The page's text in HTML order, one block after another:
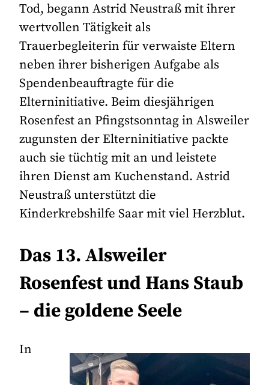
Tod, begann Astrid Neustraß mit ihrer
wertvollen Tätigkeit als
Trauerbegleiterin für verwaiste Eltern
neben ihrer bisherigen Aufgabe als
Spendenbeauftragte für die
Elterninitiative. Beim diesjährigen
Rosenfest an Pfingstsonntag in Alsweiler
zugunsten der Elterninitiative packte
auch sie tüchtig mit an und leistete
ihren Dienst am Kuchenstand. Astrid
Neustraß unterstützt die
Kinderkrebshilfe Saar mit viel Herzblut.
Das 13. Alsweiler
Rosenfest und Hans Staub
– die goldene Seele
In